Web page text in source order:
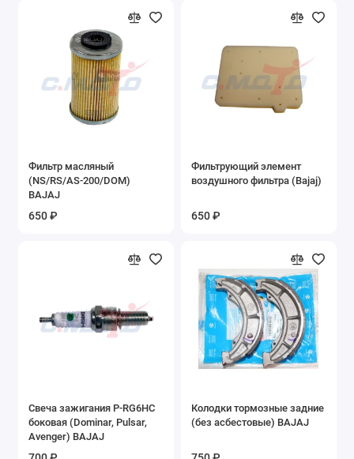
Запасные части на мопеды ALFA, DELTA
Запасные части на мотоцикл YX250GY-C5C
Запасные части на мотоциклы Lifan
Запасные части на пит-байки
Запасные части на разные мопеды
Запасные части на разные мотоциклы
Запасные части на скутеры и скутеретты
Запасные части на снегоскутер LMSS-2014
49cc
Запасные части на эл.квадроцикл ЕА15
Запасные части на эл.квадроцикл ЕА16
Фильтр масляный
(NS/RS/AS-200/DOM)
BAJAJ
650 ₽
Фильтрующий элемент
воздушного фильтра (Bajaj)
650 ₽
Свеча зажигания P-RG6HC
боковая (Dominar, Pulsar,
Avenger) BAJAJ
Колодки тормозные задние
(без асбестовые) BAJAJ